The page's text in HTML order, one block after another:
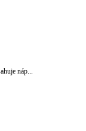
náp...